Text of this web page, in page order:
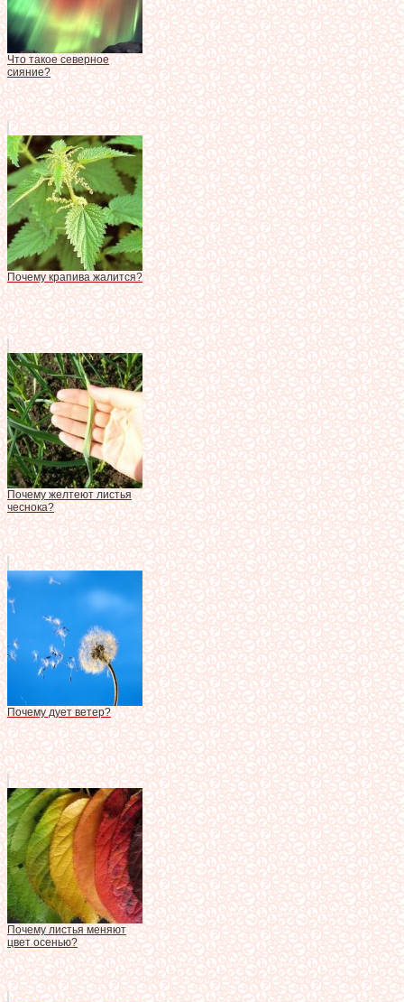
Что такое северное
сияние?
Почему крапива жалится?
Почему желтеют листья
чеснока?
Почему дует ветер?
Почему листья меняют
цвет осенью?